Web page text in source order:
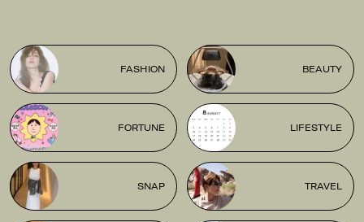
FASHION BEAUTY
FORTUNE LIFESTYLE
SNAP TRAVEL